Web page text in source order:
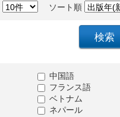
ソート順
中国語
フランス語
ベトナム
ネパール